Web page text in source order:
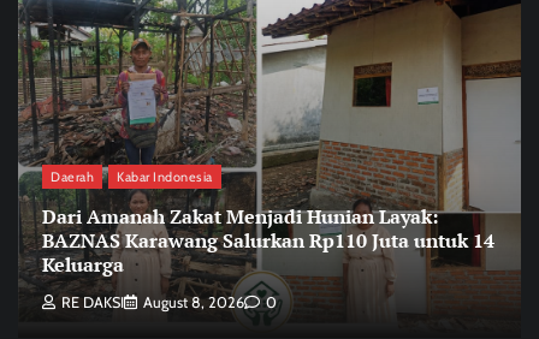
Daerah Kabar Indonesia
Dari Amanah Zakat Menjadi Hunian Layak:
BAZNAS Karawang Salurkan Rp110 Juta untuk 14
Keluarga
RE DAKSI August 8, 2026 0